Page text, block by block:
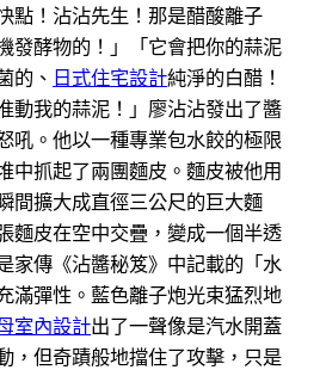
點！沾沾先生！那是醋酸離子
發酵物的！」「它會把你的蒜泥
的、 日式住宅設計純淨的白醋！
動我的蒜泥！」廖沾沾發出了醬
吼。他以一種專業包水餃的極限
中抓起了兩團麵皮。麵皮被他用
間擴大成直徑三公尺的巨大麵
麵皮在空中交疊，變成一個半透
家傳《沾醬秘笈》中記載的「水
滿彈性。藍色離子炮光束猛烈地
室內設計出了一聲像是汽水開蓋
，但奇蹟般地擋住了攻擊，只是